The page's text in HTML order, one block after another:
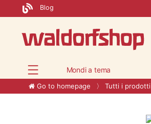
Blog
Mondi a tema
Go to homepage Tutti i prodotti